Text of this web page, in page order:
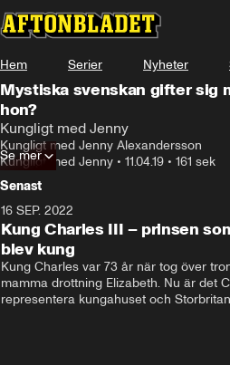
Hem Serier Nyheter
Mystiska svenskan gifter sig
hon?
Kungligt med Jenny
Kungligt med Jenny Alexandersson
Kungligt med Jenny • 11.04.19 • 161 sek
Se mer
Senast
16 SEP. 2022
Kung Charles III – prinsen
blev kung
Kung Charles var 73 år när tog över
mamma drottning Elizabeth. Nu är det
representera kungahuset och